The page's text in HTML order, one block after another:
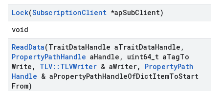
Lock(SubscriptionClient *apSubClient)
void
ReadData(TraitDataHandle aTraitDataHandle ,
PropertyPathHandle aHandle , uint64 t aTagTo
Write , TLV:: TLVWriter & aWriter, PropertyPath
Handle & aPropertyPathHandleOfDictItemToStart
From)